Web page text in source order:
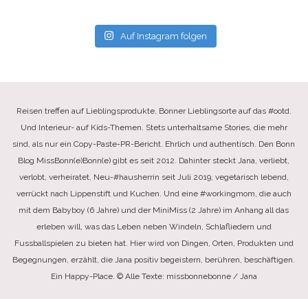
Auf Instagram folgen
Reisen treffen auf Lieblingsprodukte, Bonner Lieblingsorte auf das #ootd.
Und Interieur- auf Kids-Themen. Stets unterhaltsame Stories, die mehr
sind, als nur ein Copy-Paste-PR-Bericht. Ehrlich und authentisch. Den Bonn
Blog MissBonn(e)Bonn(e) gibt es seit 2012. Dahinter steckt Jana, verliebt,
verlobt, verheiratet, Neu-#hausherrin seit Juli 2019, vegetarisch lebend,
verrückt nach Lippenstift und Kuchen. Und eine #workingmom, die auch
mit dem Babyboy (6 Jahre) und der MiniMiss (2 Jahre) im Anhang all das
erleben will, was das Leben neben Windeln, Schlafliedern und
Fussballspielen zu bieten hat. Hier wird von Dingen, Orten, Produkten und
Begegnungen, erzählt, die Jana positiv begeistern, berühren, beschäftigen.
Ein Happy-Place. © Alle Texte: missbonnebonne / Jana